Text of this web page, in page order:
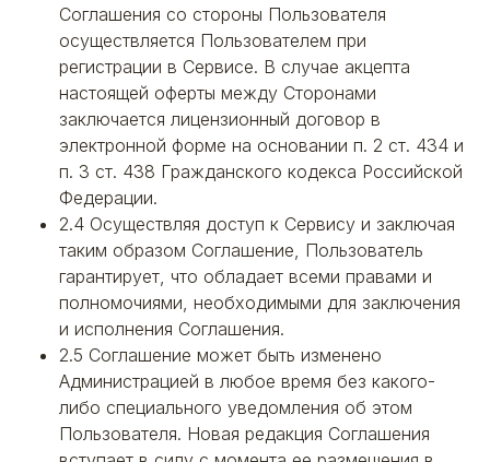
Соглашения со стороны Пользователя
осуществляется Пользователем при
регистрации в Сервисе. В случае акцепта
настоящей оферты между Сторонами
заключается лицензионный договор в
электронной форме на основании п. 2 ст. 434 и
п. 3 ст. 438 Гражданского кодекса Российской
Федерации.
2.4 Осуществляя доступ к Сервису и заключая
таким образом Соглашение, Пользователь
гарантирует, что обладает всеми правами и
полномочиями, необходимыми для заключения
и исполнения Соглашения.
2.5 Соглашение может быть изменено
Администрацией в любое время без какого-
либо специального уведомления об этом
Пользователя. Новая редакция Соглашения